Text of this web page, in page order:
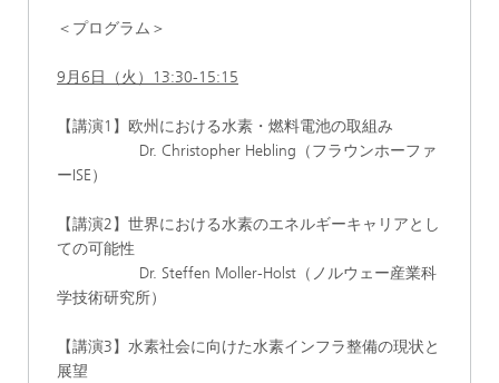
＜プログラム＞
9月6日（火）13:30-15:15
【講演1】欧州における水素・燃料電池の取組み
Dr. Christopher Hebling（フラウンホーファ
ーISE）
【講演2】世界における水素のエネルギー キャリアとし
ての可能性
Dr. Steffen Moller-Holst（ノルウェー産業科
学技術研究所）
【講演3】水素社会に向けた水素インフラ整備の現状と
展望